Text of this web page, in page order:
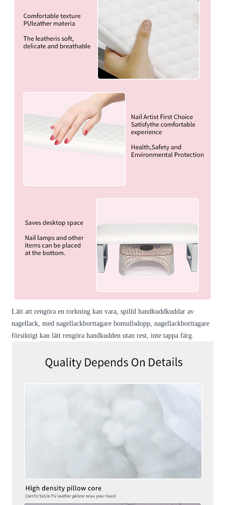
Lätt att rengöra en torkning kan vara, spilld handkuddkuddar av
nagellack, med nagellackborttagare bomullsdopp, nagellackborttagare
försiktigt kan lätt rengöra handkudden utan rest, inte tappa färg.